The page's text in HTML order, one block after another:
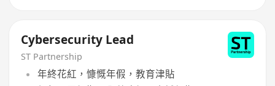
Cybersecurity Lead
ST Partnership
年終花紅，慷慨年假，教育津貼